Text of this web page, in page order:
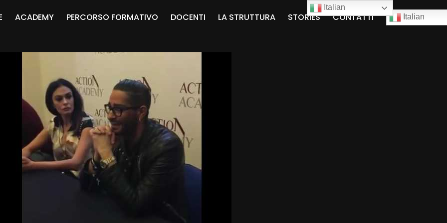
ACADEMY PERCORSO FORMATIVO DOCENTI LA STRUTTURA STORIES CONTATTI Italian
Italian